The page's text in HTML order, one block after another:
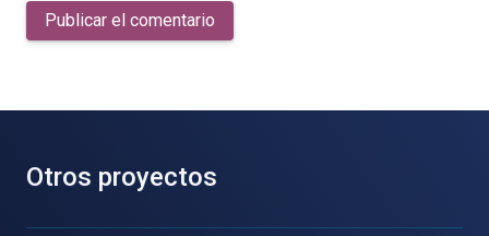
Publicar el comentario
Otros proyectos